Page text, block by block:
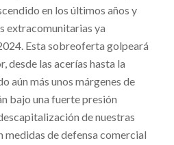
en los últimos años y
extracomunitarias ya
Esta sobreoferta golpeará
desde las acerías hasta la
aún más unos márgenes de
bajo una fuerte presión
de nuestras
medidas de defensa comercial